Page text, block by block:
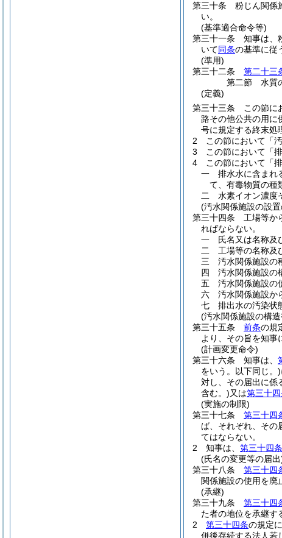
第三十条
粉じん関係
い。
(基準適合命令等)
第三十一条
知事は、
いて同条の基準に従
(準用)
第三十二条
第二十三
第二節
水質
(定義)
第三十三条
この節に
路その他公共の用に
号に規定する終末処
2
この節において「
3
この節において「
4
この節において「
一
排水水に含まれ
て、有毒物質の種
二
水素イオン濃度
(汚水関係施設の設
第三十四条
工場等か
ればならない。
一
氏名又は名称及
二
工場等の名称及
三
汚水関係施設の
四
汚水関係施設の
五
汚水関係施設の
六
汚水関係施設か
七
排出水の汚染状
(汚水関係施設の構
第三十五条
前条の規
より、その旨を知事
(計画変更命令)
第三十六条
知事は、
をいう。以下同じ。)
対し、その届出に係
含む。)又は第三十四
(実施の制限)
第三十七条
第三十四
ば、それぞれ、その
てはならない。
2
知事は、 第三十四条
(氏名の変更等の届出
第三十八条
第三十四
関係施設の使用を廃
(承継)
第三十九条
第三十四
た者の地位を承継す
2
第三十四条の規定
併後存続する法人若